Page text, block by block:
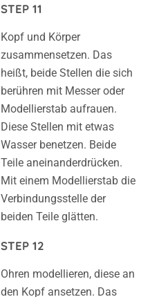
STEP 11
Kopf und Körper
zusammensetzen. Das
heißt, beide Stellen die sich
berühren mit Messer oder
Modellierstab aufrauen.
Diese Stellen mit etwas
Wasser benetzen. Beide
Teile aneinanderdrücken.
Mit einem Modellierstab die
Verbindungsstelle der
beiden Teile glätten.
STEP 12
Ohren modellieren, diese an
den Kopf ansetzen. Das